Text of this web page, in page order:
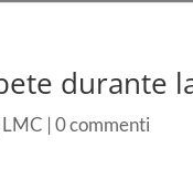
durante
|0 commenti